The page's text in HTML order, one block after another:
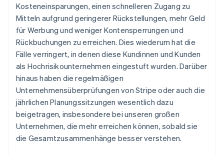
Kosteneinsparungen, einen schnelleren Zugang zu
Mitteln aufgrund geringerer Rückstellungen, mehr Geld
für Werbung und weniger Kontensperrungen und
Rückbuchungen zu erreichen. Dies wiederum hat die
Fälle verringert, in denen diese Kundinnen und Kunden
als Hochrisikounternehmen eingestuft wurden. Darüber
hinaus haben die regelmäßigen
Unternehmensüberprüfungen von Stripe oder auch die
jährlichen Planungssitzungen wesentlich dazu
beigetragen, insbesondere bei unseren großen
Unternehmen, die mehr erreichen können, sobald sie
die Gesamtzusammenhänge besser verstehen.